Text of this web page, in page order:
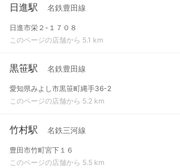
日進駅 名鉄豊田線
日進市栄２-１７０８
このページの店舗から 5.1 km
黒笹駅 名鉄豊田線
愛知県みよし市黒笹町縄手36-2
このページの店舗から 5.2 km
竹村駅 名鉄三河線
豊田市竹町宮下１６
このページの店舗から 5.5 km